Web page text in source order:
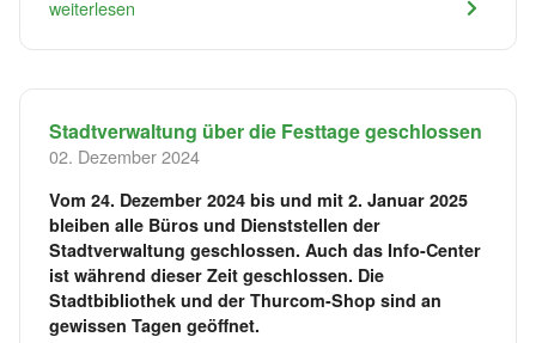
weiterlesen
Stadtverwaltung über die Festtage geschlossen
02. Dezember 2024
Vom 24. Dezember 2024 bis und mit 2. Januar 2025
bleiben alle Büros und Dienststellen der
Stadtverwaltung geschlossen. Auch das Info-Center
ist während dieser Zeit geschlossen. Die
Stadtbibliothek und der Thurcom-Shop sind an
gewissen Tagen geöffnet.